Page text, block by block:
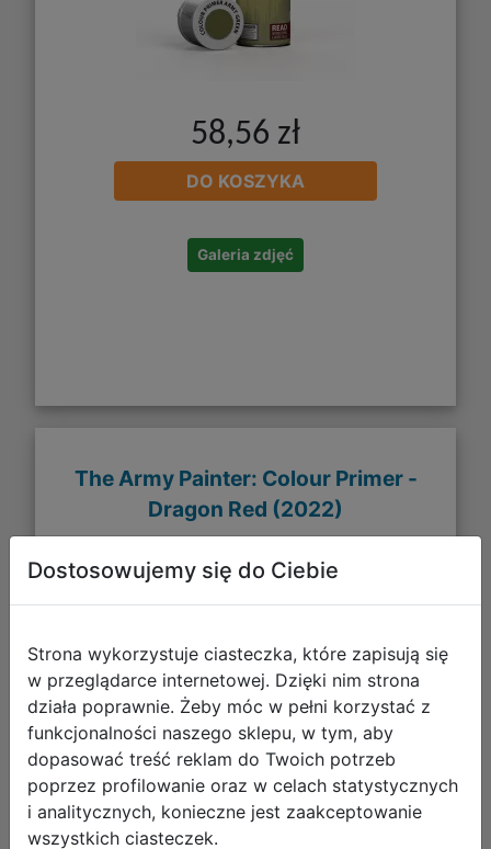
58,56 zł
DO KOSZYKA
Galeria zdjęć
The Army Painter: Colour Primer -
Dragon Red (2022)
Dostosowujemy się do Ciebie
Strona wykorzystuje ciasteczka, które zapisują się
w przeglądarce internetowej. Dzięki nim strona
działa poprawnie. Żeby móc w pełni korzystać z
funkcjonalności naszego sklepu, w tym, aby
dopasować treść reklam do Twoich potrzeb
poprzez profilowanie oraz w celach statystycznych
i analitycznych, konieczne jest zaakceptowanie
wszystkich ciasteczek.